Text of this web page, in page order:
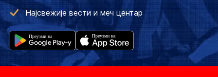
Најсвежије вести и меч центар